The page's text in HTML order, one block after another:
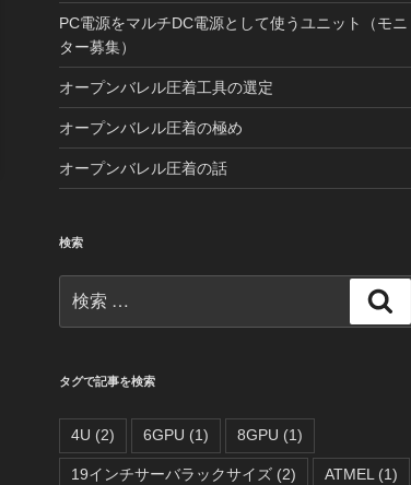
PC電源をマルチDC電源として使うユニット（モニ
ター募集）
オープンバレル圧着工具の選定
オープンバレル圧着の極め
オープンバレル圧着の話
検索
索:
索
タグで記事を検索
4U (2) 6GPU (1) 8GPU (1)
19インチサーバラックサイズ(2) ATMEL(1)